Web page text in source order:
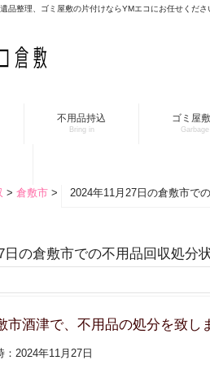
品整理、ゴミ屋敷の片付けならYMエコにお任せくださ
不用品持込
Bring in
ゴミ屋
> 倉敷市 > 2024年11月27日の倉敷市で
日の倉敷市での不用品回収処分
市酒津で、不用品の処分を致し
2024年11月27日